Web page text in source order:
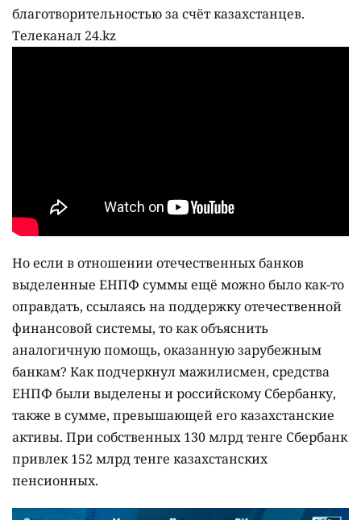
благотворительностью за счёт казахстанцев.
Телеканал 24.kz
Но если в отношении отечественных банков
выделенные ЕНПФ суммы ещё можно было как-то
оправдать, ссылаясь на поддержку отечественной
финансовой системы, то как объяснить
аналогичную помощь, оказанную зарубежным
банкам? Как подчеркнул мажилисмен, средства
ЕНПФ были выделены и российскому Сбербанку,
также в сумме, превышающей его казахстанские
активы. При собственных 130 млрд тенге Сбербанк
привлек 152 млрд тенге казахстанских
пенсионных.